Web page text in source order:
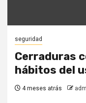
seguridad
Cerraduras
hábitos del
4 meses atrás